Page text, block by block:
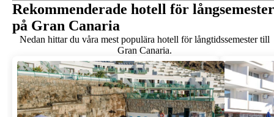
Rekommenderade hotell för långsemester
på Gran Canaria
Nedan hittar du våra mest populära hotell för långtidssemester till
Gran Canaria.